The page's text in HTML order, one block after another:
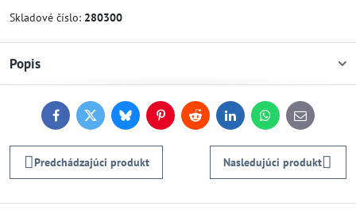
Skladové číslo: 280300
Popis
FacebookTwitterBlueskyPinterestReddit LinkedInWhatsApp
E-
mail
Predchádzajúci produkt Nasledujúci produkt